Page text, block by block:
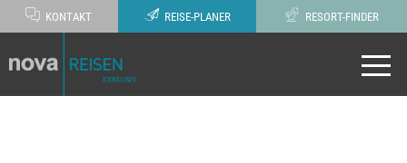
KONTAKT REISE-PLANER RESORT-FINDER